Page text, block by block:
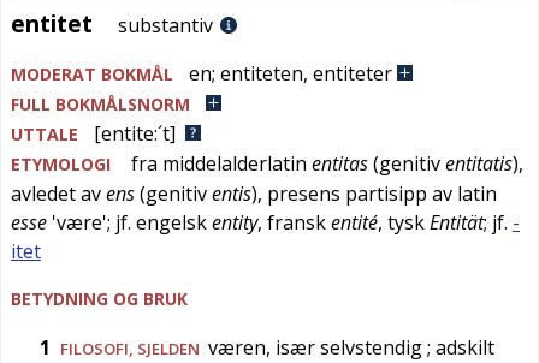
entitet
entitet substantiv
MODERAT BOKMÅL en; entiteten, entiteter
FULL BOKMÅLSNORM
UTTALE
[entite:´t]
ETYMOLOGI fra middelalderlatin entitas(genitiventitatis),
avledet avens(genitiventis), presens partisipp av latin
esse 'være'; jf. engelskentity, franskentité, tyskEntität; jf. -
itet
BETYDNING OG BRUK
1 FILOSOFI, SJELDEN væren, især selvstendig; adskilt